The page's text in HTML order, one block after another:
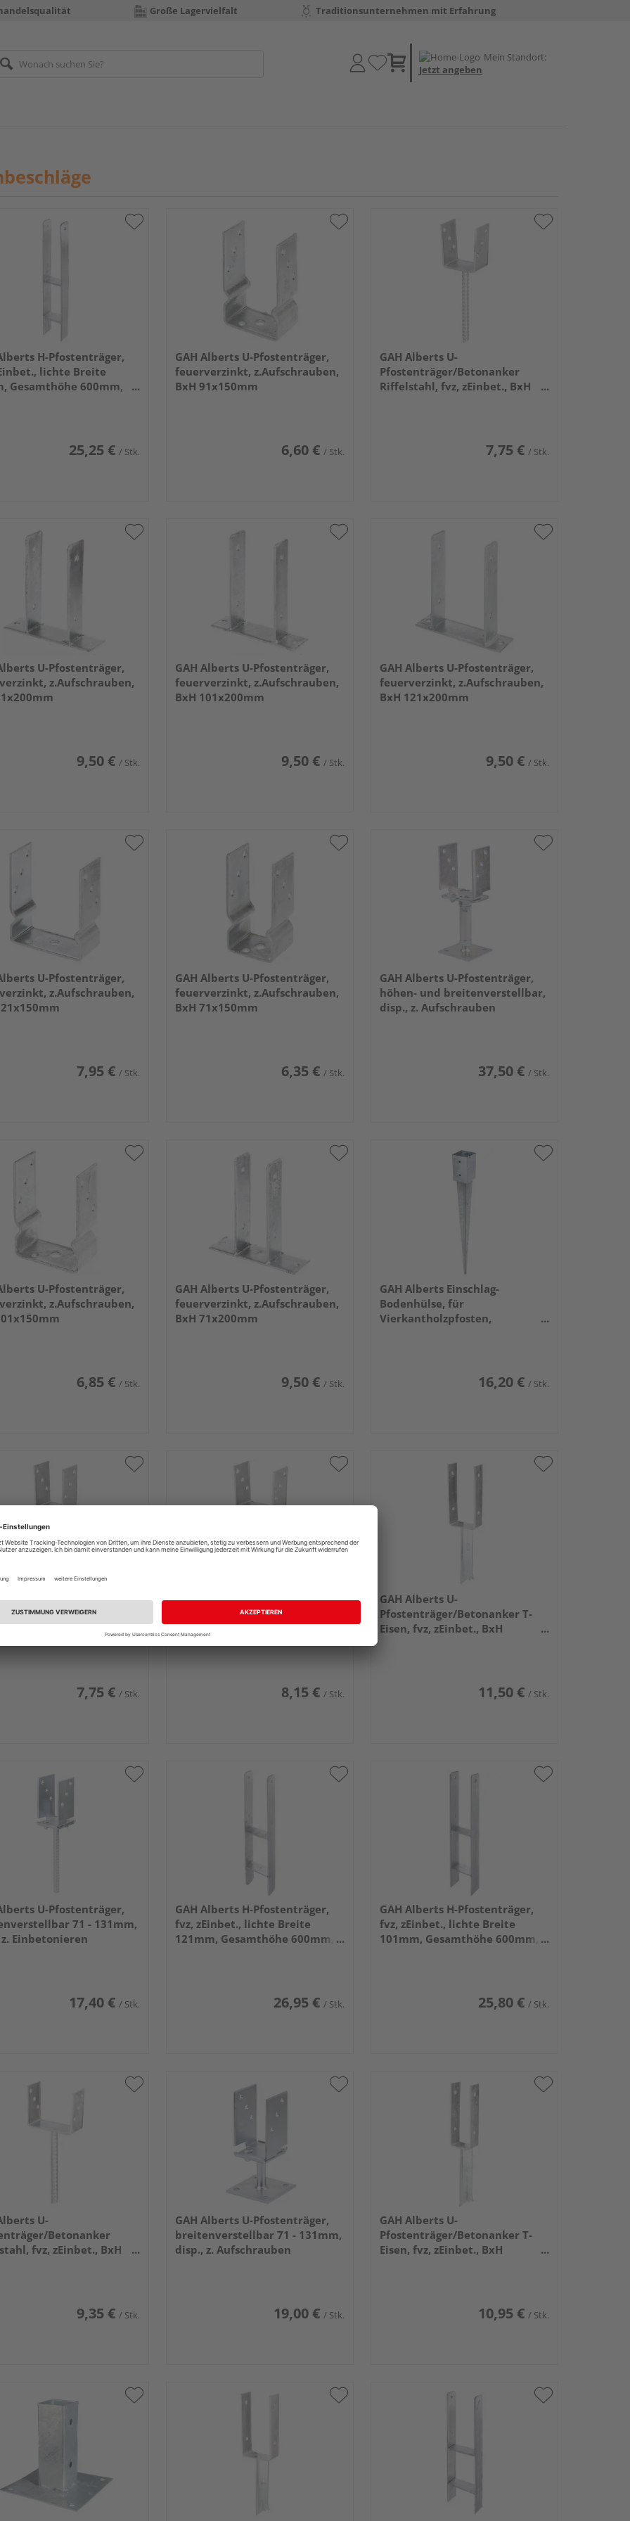
Große Lagervielfalt Traditionsunternehmen mit Erfahrung
Mein Standort:
Jetzt angeben
H-Pfostenträger,
lichte Breite
Gesamthöhe 600mm,
25,25 € / Stk.
GAH Alberts U-Pfostenträger,
feuerverzinkt, z.Aufschrauben,
BxH 91x150mm
6,60 € / Stk.
GAH Alberts U-
Pfostenträger/Betonanker
Riffelstahl, fvz, zEinbet., BxH
7,75 € / Stk.
U-Pfostenträger,
z.Aufschrauben,
9,50 € / Stk.
GAH Alberts U-Pfostenträger,
feuerverzinkt, z.Aufschrauben,
BxH 101x200mm
9,50 € / Stk.
GAH Alberts U-Pfostenträger,
feuerverzinkt, z.Aufschrauben,
BxH 121x200mm
9,50 € / Stk.
U-Pfostenträger,
z.Aufschrauben,
7,95 € / Stk.
GAH Alberts U-Pfostenträger,
feuerverzinkt, z.Aufschrauben,
BxH 71x150mm
6,35 € / Stk.
GAH Alberts U-Pfostenträger,
höhen- und breitenverstellbar,
disp., z. Aufschrauben
37,50 € / Stk.
U-Pfostenträger,
z.Aufschrauben,
6,85 € / Stk.
GAH Alberts U-Pfostenträger,
feuerverzinkt, z.Aufschrauben,
BxH 71x200mm
9,50 € / Stk.
GAH Alberts Einschlag-
Bodenhülse, für
Vierkantholzpfosten,
16,20 € / Stk.
U-
Betonanker
fvz, zEinbet., BxH
L Anker 200mm
7,75 € / Stk.
GAH Alberts U-
Pfostenträger/Betonanker
Riffelstahl, fvz, zEinbet., BxH
101x104mm, L Anker 200mm
8,15 € / Stk.
GAH Alberts U-
Pfostenträger/Betonanker T-
Eisen, fvz, zEinbet., BxH
11,50 € / Stk.
U-Pfostenträger,
71 - 131mm,
Einbetonieren
17,40 € / Stk.
GAH Alberts H-Pfostenträger,
fvz, zEinbet., lichte Breite
121mm, Gesamthöhe 600mm,
26,95 € / Stk.
GAH Alberts H-Pfostenträger,
fvz, zEinbet., lichte Breite
101mm, Gesamthöhe 600mm,
25,80 € / Stk.
U-
Betonanker
fvz, zEinbet., BxH
9,35 € / Stk.
GAH Alberts U-Pfostenträger,
breitenverstellbar 71 - 131mm,
disp., z. Aufschrauben
19,00 € / Stk.
GAH Alberts U-
Pfostenträger/Betonanker T-
Eisen, fvz, zEinbet., BxH
10,95 € / Stk.